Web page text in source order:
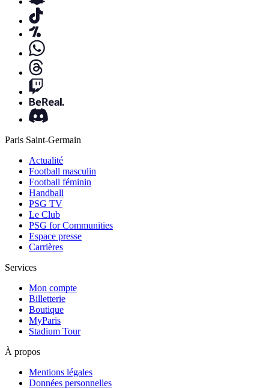
Paris Saint-Germain
Actualité
Football masculin
Football féminin
Handball
PSG TV
Le Club
PSG for Communities
Espace presse
Carrières
Services
Mon compte
Billetterie
Boutique
MyParis
Stadium Tour
À propos
Mentions légales
Données personnelles